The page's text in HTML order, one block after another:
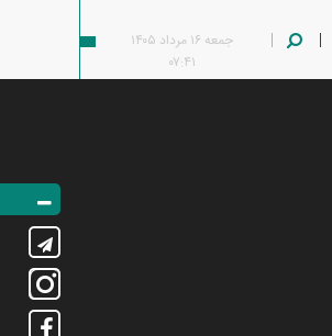
جمعه ۱۶ مرداد ۱۴۰۵
۰۷:۴۱